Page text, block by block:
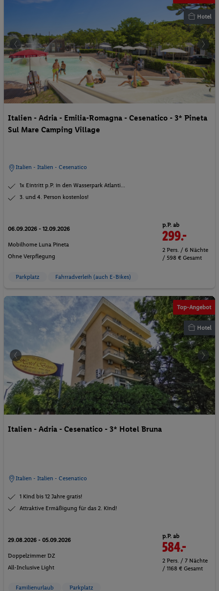
Hotel
Italien - Adria - Emilia-Romagna - Cesenatico - 3* Pineta
Sul Mare Camping Village
Italien - Italien - Cesenatico
1x Eintritt p.P. in den Wasserpark Atlanti...
3. und 4. Person kostenlos!
06.09.2026 - 12.09.2026
Mobilhome Luna Pineta
Ohne Verpflegung
p.P. ab
299.-
2 Pers. / 6 Nächte
/ 598 € Gesamt
Parkplatz Fahrradverleih (auch E-Bikes)
Top-Angebot
Hotel
Italien - Adria - Cesenatico - 3* Hotel Bruna
Italien - Italien - Cesenatico
1 Kind bis 12 Jahre gratis!
Attraktive Ermäßigung für das 2. Kind!
29.08.2026 - 05.09.2026
Doppelzimmer DZ
All-Inclusive Light
p.P. ab
584.-
2 Pers. / 7 Nächte
/ 1168 € Gesamt
Familienurlaub Parkplatz